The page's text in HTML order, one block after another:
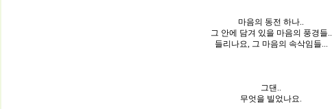
마음의 동전 하나..
그 안에 담겨 있을 마음의 풍경들..
들리나요, 그 마음의 속삭임들...
그댄..
무엇을 빌었나요.